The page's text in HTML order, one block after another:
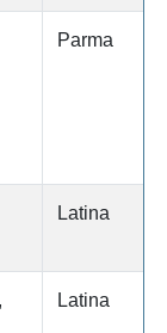
Parma
Latina
Latina